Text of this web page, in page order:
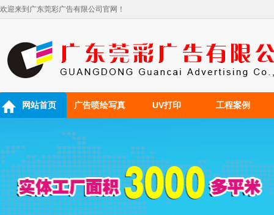
欢迎来到广东莞彩广告有限公司官网！
网站首页 广告喷绘写真 UV打印 工程案例